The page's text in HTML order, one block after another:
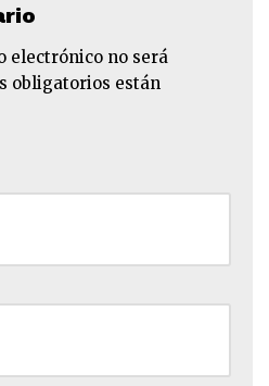
electrónico no será
obligatorios están